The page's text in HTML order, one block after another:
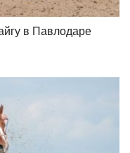
в Павлодаре